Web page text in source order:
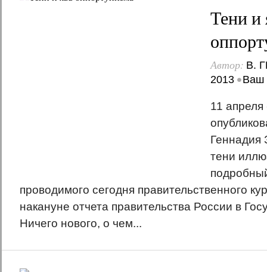
Тени и
Автор: В.
2013 •Ваш
11
Геннадия
тени
проводимого сегодня правительственного
накануне отчета правительства России в
Ничего нового, о чем...